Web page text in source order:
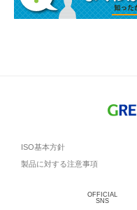
ISO基本方針
製品に対する注意事項
OFFICIAL
SNS